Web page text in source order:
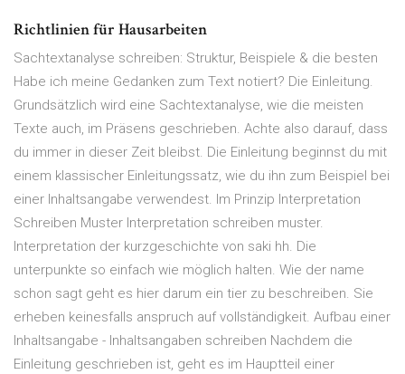
Richtlinien für Hausarbeiten
Sachtextanalyse schreiben: Struktur, Beispiele & die besten
Habe ich meine Gedanken zum Text notiert? Die Einleitung.
Grundsätzlich wird eine Sachtextanalyse, wie die meisten
Texte auch, im Präsens geschrieben. Achte also darauf, dass
du immer in dieser Zeit bleibst. Die Einleitung beginnst du mit
einem klassischer Einleitungssatz, wie du ihn zum Beispiel bei
einer Inhaltsangabe verwendest. Im Prinzip Interpretation
Schreiben Muster Interpretation schreiben muster.
Interpretation der kurzgeschichte von saki hh. Die
unterpunkte so einfach wie möglich halten. Wie der name
schon sagt geht es hier darum ein tier zu beschreiben. Sie
erheben keinesfalls anspruch auf vollständigkeit. Aufbau einer
Inhaltsangabe - Inhaltsangaben schreiben Nachdem die
Einleitung geschrieben ist, geht es im Hauptteil einer